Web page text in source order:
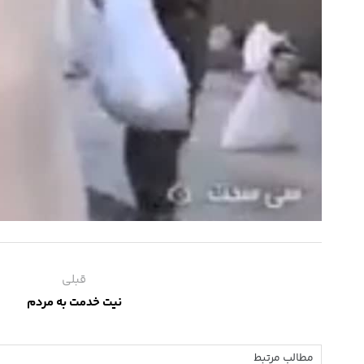
قبلی
نیت خدمت به مردم
مطالب مرتبط